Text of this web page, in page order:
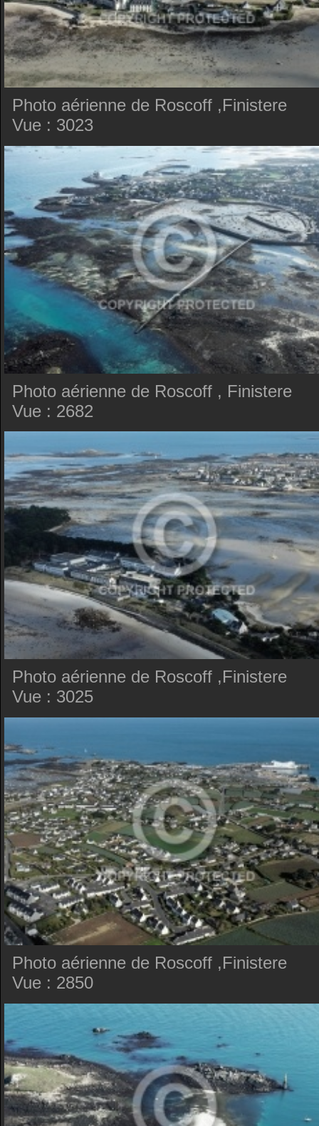
Photo aérienne de Roscoff ,Finistere
Vue : 3023
Photo aérienne de Roscoff , Finistere
Vue : 2682
Photo aérienne de Roscoff ,Finistere
Vue : 3025
Photo aérienne de Roscoff ,Finistere
Vue : 2850